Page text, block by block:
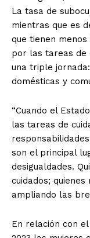
La tasa de
mientras que es
que tienen
por las tareas de
una triple
domésticas y
“Cuando el
las tareas de
son el principal
desigualdades.
cuidados;
ampliando las
En relación con